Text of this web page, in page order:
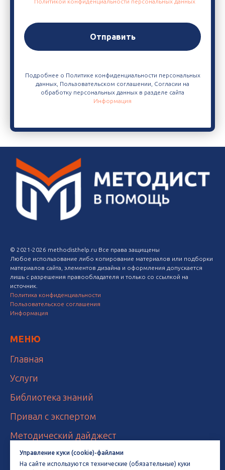
Отправить
Подробнее о Политике конфиденциальности персональных
данных, Пользовательском соглашении, Согласии на
обработку персональных данных в разделе сайта
Информация
Управление куки (cookie)-файлами
На сайте используются технические (обязательные) куки
© 2021-2026 methodisthelp.ru Все права защищены
Любое использование либо копирование материалов или подборки
материалов сайта, элементов дизайна и оформления допускается
лишь с разрешения правообладателя и только со ссылкой на
источник.
Политика конфиденциальности
Пользовательское соглашения
Информация
МЕНЮ
Главная
Услуги
Библиотека знаний
Привал с экспертом
Методический дайджест
Календарь инфоповодов